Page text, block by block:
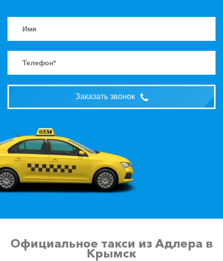
Заказать звонок
Официальное такси из Адлера в
Крымск